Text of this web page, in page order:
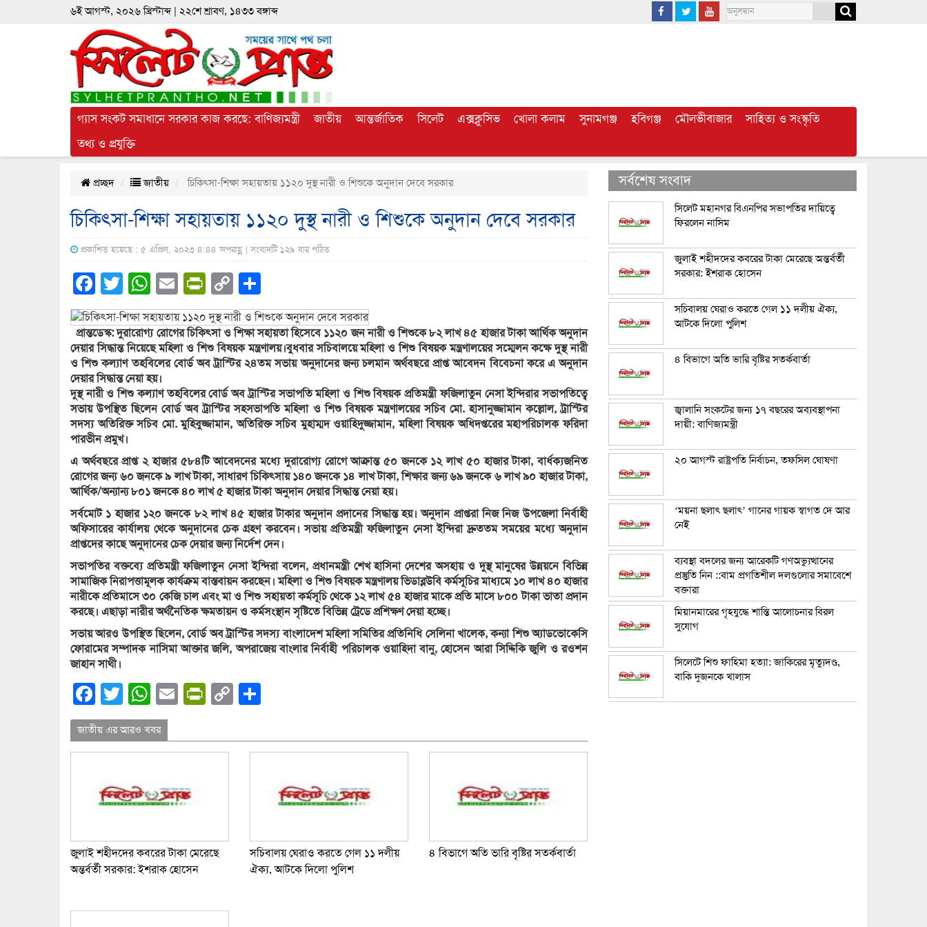
৬ই আগস্ট, ২০২৬ খ্রিস্টাব্দ | ২২শে শ্রাবণ, ১৪৩৩ বঙ্গাব্দ
গ্যাস সংকট সমাধানে সরকার কাজ করছে: বাণিজ্যমন্ত্রী জাতীয় আন্তর্জাতিক সিলেট এক্সক্লুসিভ খোলা কলাম সুনামগঞ্জ হবিগঞ্জ মৌলভীবাজার
সাহিত্য ও সংস্কৃতি
তথ্য ও প্রযুক্তি
প্রচ্ছদ জাতীয় চিকিৎসা-শিক্ষা সহায়তায় ১১২০ দুস্থ নারী ও শিশুকে অনুদান দেবে সরকার
চিকিৎসা-শিক্ষা সহায়তায় ১১২০ দুস্থ নারী ও শিশুকে অনুদান দেবে সরকার
প্রকাশিত হয়েছে : ৫ এপ্রিল, ২০২৩ ৪:৪৪ অপরাহ্ণ | সংবাদটি ১২৯ বার পঠিত
Facebook
Twitter
WhatsApp
EmailPrintFriendly
Copy
Link
প্রান্তডেস্ক: দুরারোগ্য রোগের চিকিৎসা ও শিক্ষা সহায়তা হিসেবে ১১২০ জন নারী ও শিশুকে ৮২ লাখ ৪৫ হাজার টাকা আর্থিক অনুদান
দেয়ার সিদ্ধান্ত নিয়েছে মহিলা ও শিশু বিষয়ক মন্ত্রণালয়।বুধবার সচিবালয়ে মহিলা ও শিশু বিষয়ক মন্ত্রণালয়ের সম্মেলন কক্ষে দুস্থ নারী
ও শিশু কল্যাণ তহবিলের বোর্ড অব ট্রাস্টির ২৪তম সভায় অনুদানের জন্য চলমান অর্থবছরে প্রাপ্ত আবেদন বিবেচনা করে এ অনুদান
দেয়ার সিদ্ধান্ত নেয়া হয়।
দুস্থ নারী ও শিশু কল্যাণ তহবিলের বোর্ড অব ট্রাস্টির সভাপতি মহিলা ও শিশু বিষয়ক প্রতিমন্ত্রী ফজিলাতুন নেসা ইন্দিরার সভাপতিত্বে
সভায় উপস্থিত ছিলেন বোর্ড অব ট্রাস্টির সহসভাপতি মহিলা ও শিশু বিষয়ক মন্ত্রণালয়ের সচিব মো. হাসানুজ্জামান কল্লোল, ট্রাস্টির
সদস্য অতিরিক্ত সচিব মো. মুহিবুজ্জামান, অতিরিক্ত সচিব মুহাম্মদ ওয়াহিদুজ্জামান, মহিলা বিষয়ক অধিদপ্তরের মহাপরিচালক ফরিদা
পারভীন প্রমুখ।
এ অর্থবছরে প্রাপ্ত ২ হাজার ৫৮৪টি আবেদনের মধ্যে দুরারোগ্য রোগে আক্রান্ত ৫০ জনকে ১২ লাখ ৫০ হাজার টাকা, বার্ধক্যজনিত
রোগের জন্য ৬০ জনকে ৯ লাখ টাকা, সাধারণ চিকিৎসায় ১৪০ জনকে ১৪ লাখ টাকা, শিক্ষার জন্য ৬৯ জনকে ৬ লাখ ৯০ হাজার টাকা,
আর্থিক/অন্যান্য ৮০১ জনকে ৪০ লাখ ৫ হাজার টাকা অনুদান দেয়ার সিদ্ধান্ত নেয়া হয়।
সর্বমোট ১ হাজার ১২০ জনকে ৮২ লাখ ৪৫ হাজার টাকার অনুদান প্রদানের সিদ্ধান্ত হয়। অনুদান প্রাপ্তরা নিজ নিজ উপজেলা নির্বাহী
অফিসারের কার্যালয় থেকে অনুদানের চেক গ্রহণ করবেন। সভায় প্রতিমন্ত্রী ফজিলাতুন নেসা ইন্দিরা দ্রুততম সময়ের মধ্যে অনুদান
প্রাপ্তদের কাছে অনুদানের চেক দেয়ার জন্য নির্দেশ দেন।
সভাপতির বক্তব্যে প্রতিমন্ত্রী ফজিলাতুন নেসা ইন্দিরা বলেন, প্রধানমন্ত্রী শেখ হাসিনা দেশের অসহায় ও দুস্থ মানুষের উন্নয়নে বিভিন্ন
সামাজিক নিরাপত্তামূলক কার্যক্রম বাস্তবায়ন করছেন। মহিলা ও শিশু বিষয়ক মন্ত্রণালয় ভিডাব্লউবি কর্মসূচির মাধ্যমে ১০ লাখ ৪০ হাজার
নারীকে প্রতিমাসে ৩০ কেজি চাল এবং মা ও শিশু সহায়তা কর্মসূচি থেকে ১২ লাখ ৫৪ হাজার মাকে প্রতি মাসে ৮০০ টাকা ভাতা প্রদান
করছে। এছাড়া নারীর অর্থনৈতিক ক্ষমতায়ন ও কর্মসংস্থান সৃষ্টিতে বিভিন্ন ট্রেডে প্রশিক্ষণ দেয়া হচ্ছে।
সভায় আরও উপস্থিত ছিলেন, বোর্ড অব ট্রাস্টির সদস্য বাংলাদেশ মহিলা সমিতির প্রতিনিধি সেলিনা খালেক, কন্যা শিশু অ্যাডভোকেসি
ফোরামের সম্পাদক নাসিমা আক্তার জলি, অপরাজেয় বাংলার নির্বাহী পরিচালক ওয়াহিদা বানু, হোসেন আরা সিদ্দিকি জুলি ও রওশন
জাহান সাথী।
Facebook
Twitter
WhatsApp
EmailPrintFriendly
Copy
জাতীয় এর আরও খবর
জুলাই শহীদদের কবরের টাকা মেরেছে
অন্তর্বর্তী সরকার: ইশরাক হোসেন
সচিবালয় ঘেরাও করতে গেল ১১ দলীয়
ঐক্য, আটকে দিলো পুলিশ
৪ বিভাগে অতি ভারি বৃষ্টির সতর্কবার্তা
সর্বশেষ সংবাদ
সিলেট মহানগর বিএনপির সভাপতির দায়িত্বে
ফিরলেন নাসিম
জুলাই শহীদদের কবরের টাকা মেরেছে অন্তর্বর্তী
সরকার: ইশরাক হোসেন
সচিবালয় ঘেরাও করতে গেল ১১ দলীয় ঐক্য,
আটকে দিলো পুলিশ
৪ বিভাগে অতি ভারি বৃষ্টির সতর্কবার্তা
জ্বালানি সংকটের জন্য ১৭ বছরের অব্যবস্থাপনা
দায়ী: বাণিজ্যমন্ত্রী
২০ আগস্ট রাষ্ট্রপতি নির্বাচন, তফসিল ঘোষণা
‘ময়না ছলাৎ ছলাৎ’ গানের গায়ক স্বাগত দে আর
নেই
ব্যবস্থা বদলের জন্য আরেকটি গণঅভ্যুত্থানের
প্রস্তুতি নিন ::বাম প্রগতিশীল দলগুলোর সমাবেশে
বক্তারা
মিয়ানমারের গৃহযুদ্ধে শান্তি আলোচনার বিরল
সুযোগ
সিলেটে শিশু ফাহিমা হত্যা: জাকিরের মৃত্যুদণ্ড,
বাকি দুজনকে খালাস